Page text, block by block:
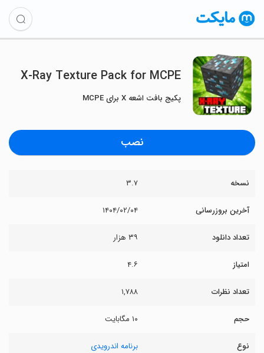
X-Ray Texture Pack for MCPE
پکیج بافت اشعه X برای MCPE
نصب
نسخه ۳.۷
آخرین بروزرسانی ۱۴۰۴/۰۲/۰۴
تعداد دانلود ۳۹ هزار
امتیاز ۴.۶
تعداد نظرات ۱,۷۸۸
حجم ۱۰ مگابایت
نوع برنامه اندرویدی